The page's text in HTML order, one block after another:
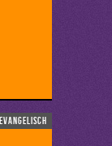
evangelisch